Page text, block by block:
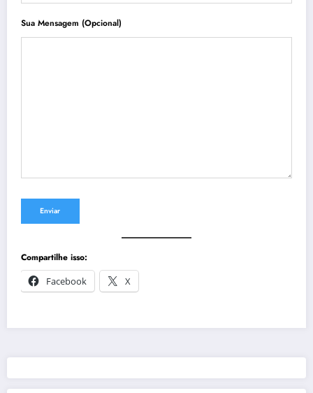
Sua Mensagem (opcional)
Compartilhe isso:
Facebook
X